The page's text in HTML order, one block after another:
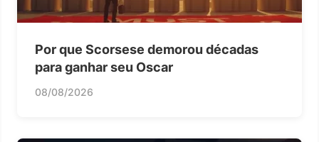
Por que Scorsese demorou décadas
para ganhar seu Oscar
08/08/2026